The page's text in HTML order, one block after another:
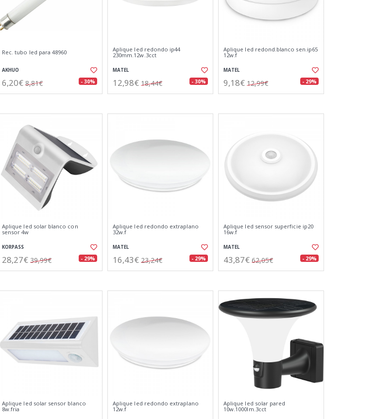
Rec. tubo led para 48960
AKHUO
6,20€ 8,81€ - 30%
Aplique led redondo ip44
230mm.12w.3cct
MATEL
12,98€ 18,44€ - 30%
Aplique led redond.blanco sen.ip65
12w.f
MATEL
9,18€ 12,99€ - 29%
Aplique led solar blanco con
sensor 4w
KORPASS
28,27€ 39,99€ - 29%
Aplique led redondo extraplano
32w.f
MATEL
16,43€ 23,24€ - 29%
Aplique led sensor superficie ip20
16w.f
MATEL
43,87€ 62,05€ - 29%
Aplique led solar sensor blanco
8w.fria
Aplique led redondo extraplano
12w.f
Aplique led solar pared
10w.1000lm.3cct